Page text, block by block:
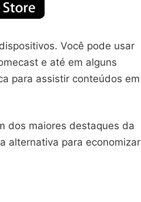
Você pode usar
e até em alguns
para assistir conteúdos em
dos maiores destaques da
alternativa para economizar